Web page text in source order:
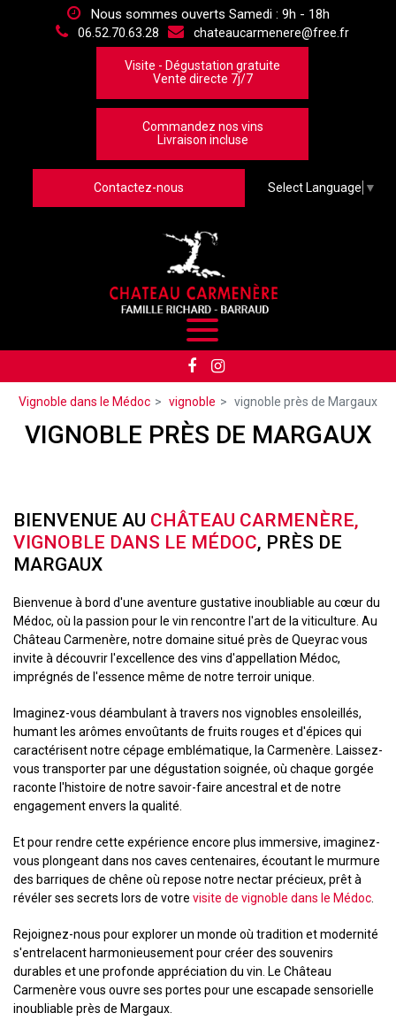
Nous sommes ouverts Samedi : 9h - 18h
06.52.70.63.28 chateaucarmenere@free.fr
Visite - Dégustation gratuite
Vente directe 7j/7
Commandez nos vins
Livraison incluse
Contactez-nous Select Language ▼
Vignoble dans le Médoc vignoble vignoble près de Margaux
VIGNOBLE PRÈS DE MARGAUX
BIENVENUE AU CHÂTEAU CARMENÈRE,
VIGNOBLE DANS LE MÉDOC, PRÈS DE
MARGAUX
Bienvenue à bord d'une aventure gustative inoubliable au cœur du
Médoc, où la passion pour le vin rencontre l'art de la viticulture. Au
Château Carmenère, notre domaine situé près de Queyrac vous
invite à découvrir l'excellence des vins d'appellation Médoc,
imprégnés de l'essence même de notre terroir unique.
Imaginez-vous déambulant à travers nos vignobles ensoleillés,
humant les arômes envoûtants de fruits rouges et d'épices qui
caractérisent notre cépage emblématique, la Carmenère. Laissez-
vous transporter par une dégustation soignée, où chaque gorgée
raconte l'histoire de notre savoir-faire ancestral et de notre
engagement envers la qualité.
Et pour rendre cette expérience encore plus immersive, imaginez-
vous plongeant dans nos caves centenaires, écoutant le murmure
des barriques de chêne où repose notre nectar précieux, prêt à
révéler ses secrets lors de votre visite de vignoble dans le Médoc
Rejoignez-nous pour explorer un monde où tradition et modernité
s'entrelacent harmonieusement pour créer des souvenirs
durables et une profonde appréciation du vin. Le Château
Carmenère vous ouvre ses portes pour une escapade sensorielle
inoubliable près de Margaux.
Panneau de gestion des cookies